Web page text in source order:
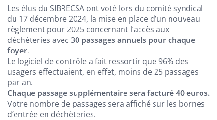
Les élus du SIBRECSA ont voté lors du comité syndical
du 17 décembre 2024, la mise en place d’un nouveau
règlement pour 2025 concernant l’accès aux
déchèteries avec 30 passages annuels pour chaque
foyer.
Le logiciel de contrôle a fait ressortir que 96% des
usagers effectuaient, en effet, moins de 25 passages
par an.
Chaque passage supplémentaire sera facturé 40 euros.
Votre nombre de passages sera affiché sur les bornes
d’entrée en déchèteries.